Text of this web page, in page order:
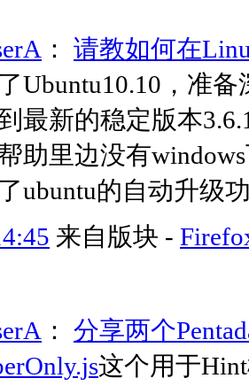
： 请教如何在
Ubuntu10.10，准
最新的稳定版本
助里边没有
ubuntu的自动升级
来自版块 -
： 分享两个
这个用于